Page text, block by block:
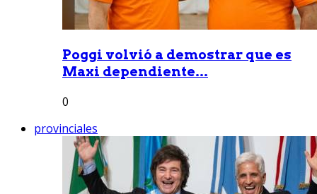
Poggi volvió a demostrar que es
Maxi dependiente...
0
provinciales